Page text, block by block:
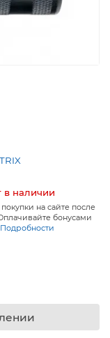
в наличии
на сайте после
бонусами
Подробности